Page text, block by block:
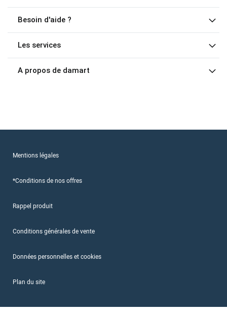
Besoin d'aide ?
Les services
A propos de damart
Mentions légales
*Conditions de nos offres
Rappel produit
Conditions générales de vente
Données personnelles et cookies
Plan du site